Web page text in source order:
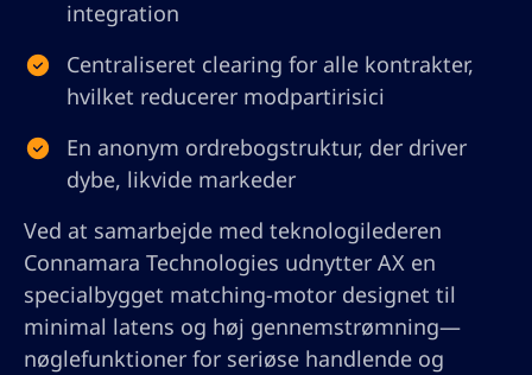
integration
Centraliseret clearing for alle kontrakter,
hvilket reducerer modpartirisici
En anonym ordrebogstruktur, der driver
dybe, likvide markeder
Ved at samarbejde med teknologilederen
Connamara Technologies udnytter AX en
specialbygget matching-motor designet til
minimal latens og høj gennemstrømning—
nøglefunktioner for seriøse handlende og